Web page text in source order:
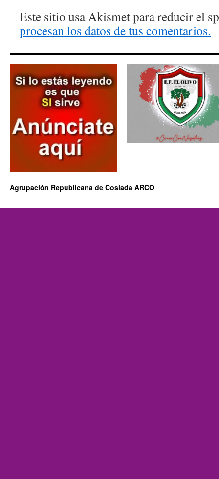
Este sitio usa Akismet para reducir el
procesan los datos de tus comentarios.
Agrupación Republicana de Coslada ARCO